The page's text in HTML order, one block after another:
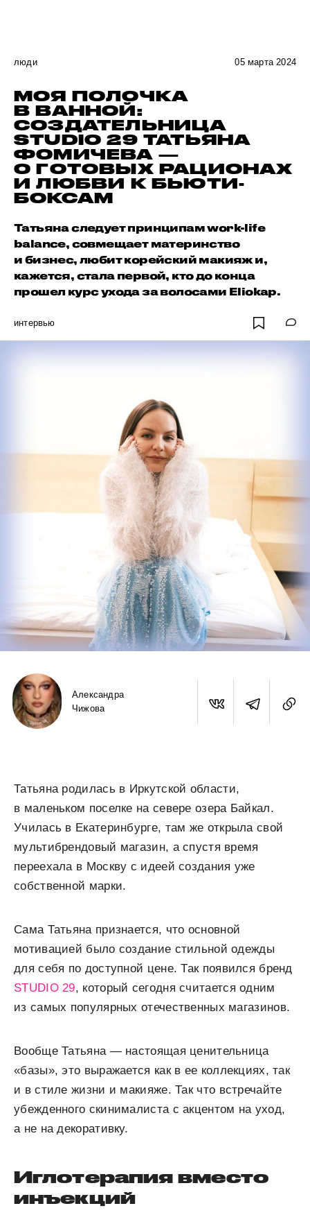
люди 05 марта 2024
МОЯ ПОЛОЧКА
В ВАННОЙ:
СОЗДАТЕЛЬНИЦА
STUDIO 29 ТАТЬЯНА
ФОМИЧЕВА —
О ГОТОВЫХ РАЦИОНАХ
И ЛЮБВИ К БЬЮТИ-
БОКСАМ
Татьяна следует принципам work-life
balance, совмещает материнство
и бизнес, любит корейский макияж и,
кажется, стала первой, кто до конца
прошел курс ухода за волосами Eliokap.
интервью
Александра
Чижова
Татьяна родилась в Иркутской области,
в маленьком поселке на севере озера Байкал.
Училась в Екатеринбурге, там же открыла свой
мультибрендовый магазин, а спустя время
переехала в Москву с идеей создания уже
собственной марки.
Сама Татьяна признается, что основной
мотивацией было создание стильной одежды
для себя по доступной цене. Так появился бренд
STUDIO 29, который сегодня считается одним
из самых популярных отечественных магазинов.
Вообще Татьяна — настоящая ценительница
«базы», это выражается как в ее коллекциях, так
и в стиле жизни и макияже. Так что встречайте
убежденного скинималиста с акцентом на уход,
а не на декоративку.
Иглотерапия вместо
инъекций